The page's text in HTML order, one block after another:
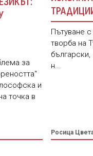
за
и
точка в
Пътуване
творба на
н...
Росица